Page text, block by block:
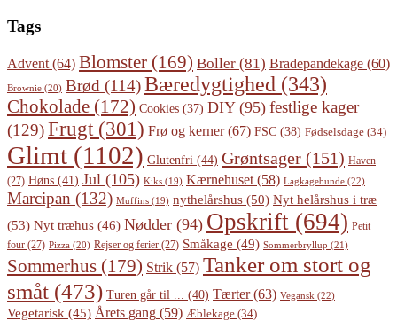
Tags
Advent (64) Blomster (169) Boller (81) Bradepandekage (60)
Brownie (20) Brød (114)Bæredygtighed (343)
Chokolade (172) Cookies (37) DIY(95) festlige kager
(129)Frugt(301) Frø og kerner(67) FSC (38) Fødselsdage (34)
Glimt (1102) Glutenfri (44) Grøntsager (151) Haven
(27) Høns (41) Jul (105) Kiks (19) Kærnehuset (58) Lagkagebunde (22)
Marcipan (132) Muffins (19) nythelårshus (50) Nyt helårshus i træ
(53) Nyt træhus (46) Nødder (94) Opskrift (694) Petit
four (27) Pizza (20) Rejser og ferier (27) Småkage (49) Sommerbryllup (21)
Sommerhus (179) Strik (57) Tanker om stort og
småt (473) Turen går til ... (40) Tærter(63) Vegansk (22)
Vegetarisk (45) Årets gang (59) Æblekage (34)